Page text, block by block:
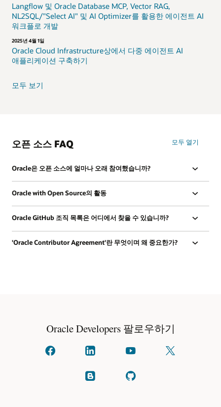
Langflow 및 Oracle Database MCP, Vector RAG,
NL2SQL/"Select AI" 및 AI Optimizer를 활용한 에이전트 AI
워크플로 개발
2025년 4월 1일
Oracle Cloud Infrastructure상에서 다중 에이전트 AI
애플리케이션 구축하기
모두 보기
오픈 소스 FAQ 모두 열기
Oracle은 오픈 소스에 얼마나 오래 참여했습니까?
Oracle with Open Source의 활동
Oracle GitHub 조직 목록은 어디에서 찾을 수 있습니까?
'Oracle Contributor Agreement'란 무엇이며 왜 중요한가?
Oracle Developers 팔로우하기
페이스북에 linkedIn에서 YouTube에서X에서
블로그 GitHub에서